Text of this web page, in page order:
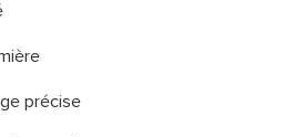
précise